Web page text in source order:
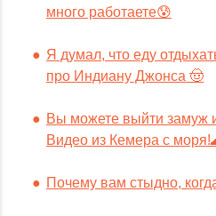
много работаете😰
Я думал, что еду
про Индиану Джонса 🤠
Вы можете выйти замуж
Видео из Кемера с
Почему вам стыдно,